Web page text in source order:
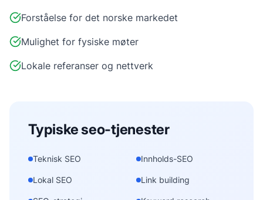
Forståelse for det norske markedet
Mulighet for fysiske møter
Lokale referanser og nettverk
Typiskeseo-tjenester
Teknisk SEO Innholds-SEO
Lokal SEO Link building